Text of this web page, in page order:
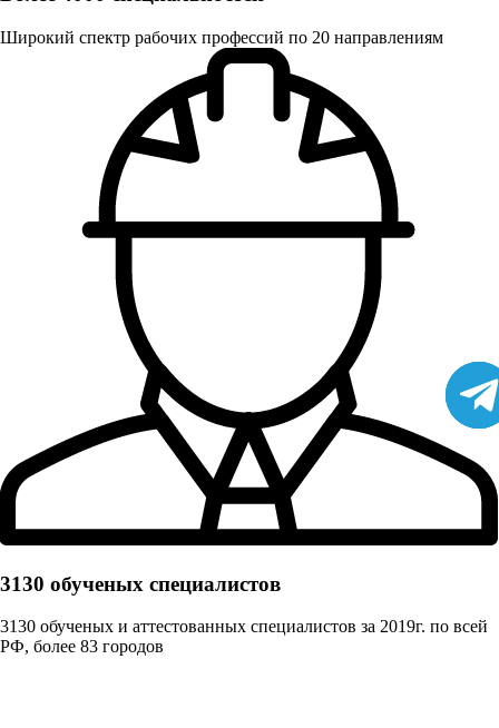
Широкий спектр рабочих профессий по 20 направлениям
3130 обученых cпециалистов
3130 обученых и аттестованных специалистов за 2019г. по всей
РФ, более 83 городов